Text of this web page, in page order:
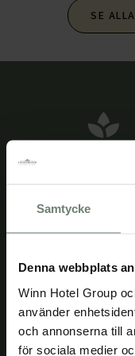
Samtycke
Denna webbplats
Winn Hotel Group
använder
och annonserna till
för sociala medier
SE
Naturnära